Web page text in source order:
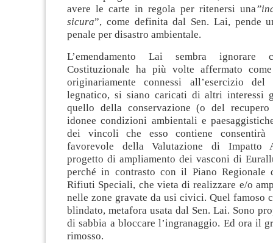
avere le carte in regola per ritenersi una
sicura”, come definita dal Sen. Lai, pende
penale per disastro ambientale.
L’emendamento Lai sembra
Costituzionale ha più volte affermato
originariamente connessi all’esercizio
legnatico, si siano caricati di altri interessi
quello della conservazione (o del
idonee condizioni ambientali e
dei vincoli che esso contiene consentirà
favorevole della Valutazione di Impatto
progetto di ampliamento dei vasconi di
perché in contrasto con il Piano Regionale
Rifiuti Speciali, che vieta di realizzare e/o
nelle zone gravate da usi civici. Quel famoso
blindato, metafora usata dal Sen. Lai. Sono
di sabbia a bloccare l’ingranaggio. Ed ora il
rimosso.